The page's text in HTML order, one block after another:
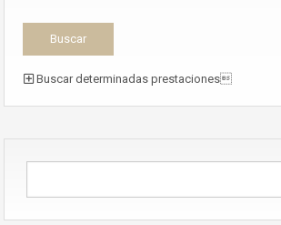
Buscar determinadas prestaciones